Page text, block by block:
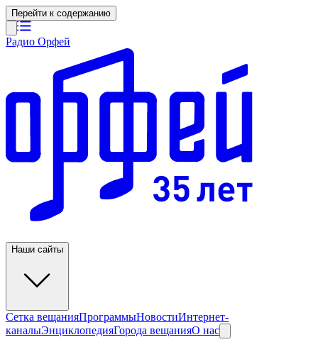
Перейти к содержанию
Радио Орфей
Наши сайты
Сетка вещанияПрограммыНовостиИнтернет-
каналыЭнциклопедияГорода вещанияО нас